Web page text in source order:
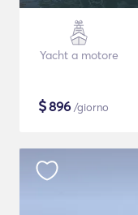
Yacht a motore
$896 /giorno